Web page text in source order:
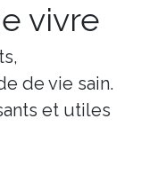
vivre
de vie sain.
et utiles